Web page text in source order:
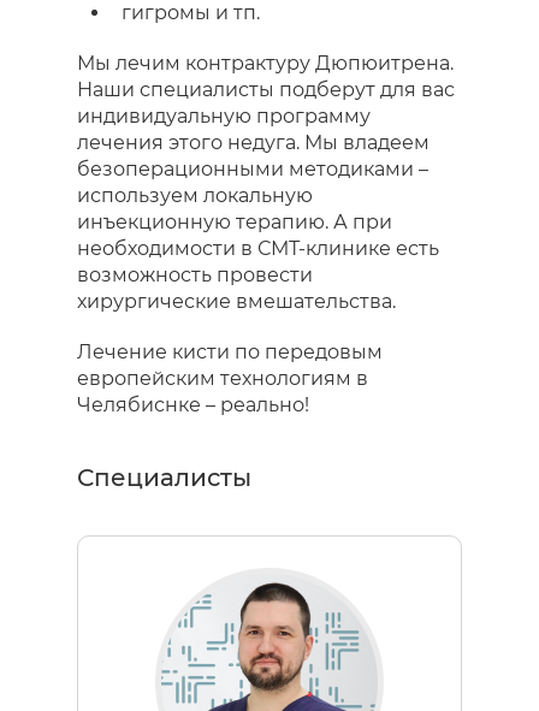
гигромы и тп.
Мы лечим контрактуру Дюпюитрена.
Наши специалисты подберут для вас
индивидуальную программу
лечения этого недуга. Мы владеем
безоперационными методиками –
используем локальную
инъекционную терапию. А при
необходимости в СМТ-клинике есть
возможность провести
хирургические вмешательства.
Лечение кисти по передовым
европейским технологиям в
Челябиснке – реально!
Специалисты